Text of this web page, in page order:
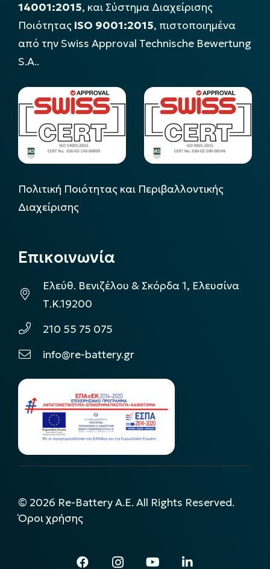
14001:2015, και Σύστημα Διαχείρισης
Ποιότητας ISO 9001:2015, πιστοποιημένα
από την Swiss Approval Technische Bewertung
S.A..
Πολιτική Ποιότητας και Περιβαλλοντικής
Διαχείρισης
Επικοινωνία
Ελεύθ. Βενιζέλου & Σκόρδα 1, Ελευσίνα
Τ.Κ.19200
210 55 75 075
info@re-battery.gr
© 2026 Re-Battery A.E. All Rights Reserved.
Όροι χρήσης